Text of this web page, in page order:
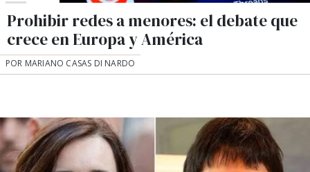
Prohibir redes a menores: el debate que
crece en Europa y América
POR MARIANO CASAS DI NARDO